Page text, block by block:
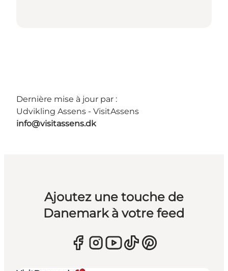
Dernière mise à jour par :
Udvikling Assens - VisitAssens
info@visitassens.dk
Ajoutez une touche de
Danemark à votre feed